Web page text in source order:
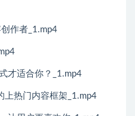
作者_1.mp4
才适合你？_1.mp4
上热门内容框架_1.mp4